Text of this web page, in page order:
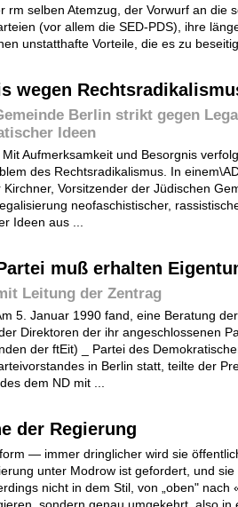
rm selben Atemzug, der Vorwurf an die
(vor allem die SED-PDS), ihre
unstatthafte Vorteile, die es zu
wegen
Berlin strikt gegen
Ideen
Mit Aufmerksamkeit und Besorgnis
des Rechtsradikalismus. In
Kirchner, Vorsitzender der Jüdischen
neofaschistischer,
Ideen aus ...
muß erhalten
Leitung der Zentrag
5. Januar 1990 fand, eine Beratung
Direktoren der ihr angeschlossenen
der ftEit) _ Partei des
in Berlin statt, teilte der
dem ND mit ...
der Regierung
— immer dringlicher wird sie
unter Modrow ist gefordert, und
nicht in dem Stil, von „oben" nach